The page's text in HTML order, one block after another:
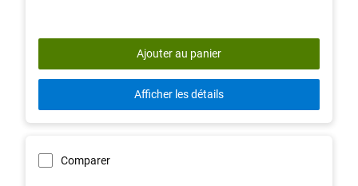
Ajouter au panier
Afficher les détails
Comparer